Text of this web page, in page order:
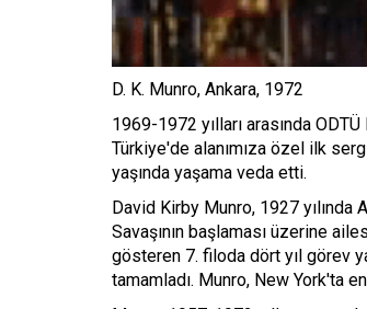
D. K. Munro, Ankara, 1972
1969-1972 yılları arasında
Türkiye'de alanımıza özel ilk
yaşında yaşama veda etti.
David Kirby Munro, 1927 yılında
Savaşının başlaması üzerine
gösteren 7. filoda dört yıl görev
tamamladı. Munro, New York'ta